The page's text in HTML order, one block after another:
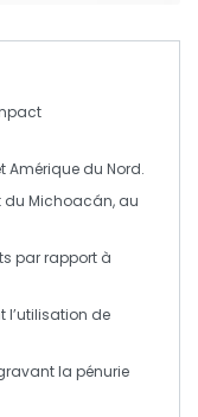
Amérique du Nord.
du Michoacán, au
par rapport à
l’utilisation de
la pénurie